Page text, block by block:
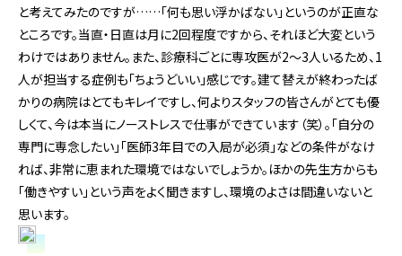
と考えてみたのですが……「何も思い浮かばない」というのが正直な
ところです。当直・日直は月に2回程度ですから、それほど大変という
わけではありません。また、診療科ごとに専攻医が2～3人いるため、1
人が担当する症例も「ちょうどいい」感じです。建て替えが終わったば
かりの病院はとてもキレイですし、何よりスタッフの皆さんがとても優
しくて、今は本当にノーストレスで仕事ができています（笑）。「自分の
専門に専念したい」「医師3年目での入局が必須」などの条件がなけ
れば、非常に恵まれた環境ではないでしょうか。ほかの先生方からも
「働きやすい」という声をよく聞きますし、環境のよさは間違いないと
思います。